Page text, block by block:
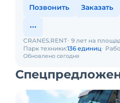
Позвонить Заказать
Обновлено сегодня
CRANES.RENT 9 лет на
Парк техники:136 единиц